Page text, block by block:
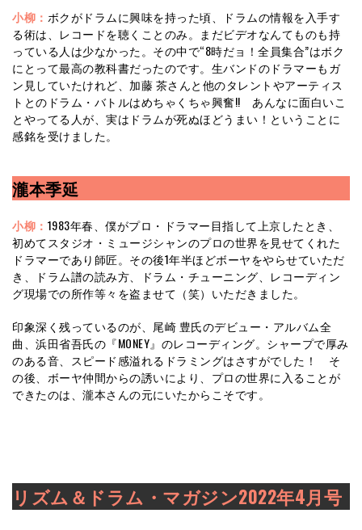
小柳： ボクがドラムに興味を持った頃、ドラムの情報を入手す
る術は、レコードを聴くことのみ。まだビデオなんてものも持
っている人は少なかった。その中で“8時だョ！全員集合”はボク
にとって最高の教科書だったのです。生バンドのドラマーもガ
ン見していたけれど、加藤 茶さんと他のタレントやアーティス
トとのドラム・バトルはめちゃくちゃ興奮!! あんなに面白いこ
とやってる人が、実はドラムが死ぬほどうまい！ということに
感銘を受けました。
瀧本季延
小柳： 1983年春、僕がプロ・ドラマー目指して上京したとき、
初めてスタジオ・ミュージシャンのプロの世界を見せてくれた
ドラマーであり師匠。その後1年半ほどボーヤをやらせていただ
き、ドラム譜の読み方、ドラム・チューニング、レコーディン
グ現場での所作等々を盗ませて（笑）いただきました。
印象深く残っているのが、尾崎 豊氏のデビュー・アルバム全
曲、浜田省吾氏の『MONEY』のレコーディング。シャープで厚み
のある音、スピード感溢れるドラミングはさすがでした！ そ
の後、ボーヤ仲間からの誘いにより、プロの世界に入ることが
できたのは、瀧本さんの元にいたからこそです。
リズム＆ドラム・マガジン2022年4月号